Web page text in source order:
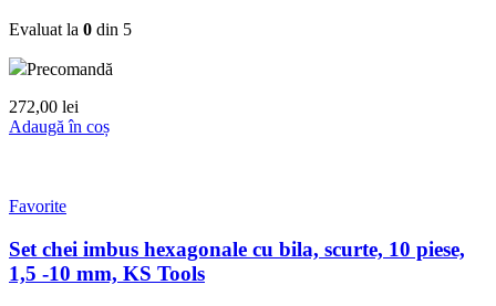
Evaluat la 0 din 5
Precomandă
272,00 lei
Adaugă în coș
Favorite
Set chei imbus hexagonale cu bila, scurte, 10 piese,
1,5 -10 mm, KS Tools